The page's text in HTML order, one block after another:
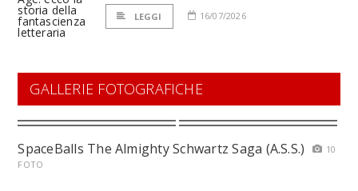
LEGGI 16/07/2026
GALLERIE FOTOGRAFICHE
SpaceBalls The Almighty Schwartz Saga (A.S.S.)
10
FOTO